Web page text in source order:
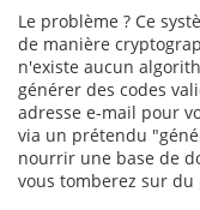
Le problème ? Ce
de manière
n'existe aucun
générer des codes
adresse e-mail pour
via un prétendu
nourrir une base de
vous tomberez sur